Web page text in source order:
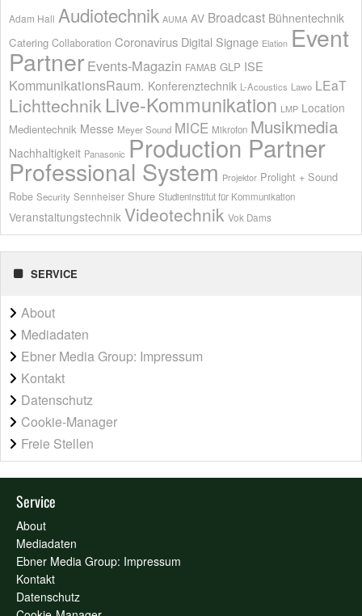
Adam Hall Audiotechnik AUMA AV Broadcast Bühnentechnik
Catering Collaboration Coronavirus Digital Signage Elation Event
Partner Events-Magazin FAMAB GLP ISE
KommunikationsRaum. Konferenztechnik L-Acoustics Lawo LEaT
Lichttechnik Live-Kommunikation LMP Location
Medientechnik Messe Meyer Sound MICE Mikrofon Musikmedia
Nachhaltigkeit Panasonic Production Partner
Professional System Projektor Prolight + Sound
Robe Security Sennheiser Shure Studieninstitut für Kommunikation
Veranstaltungstechnik Videotechnik Vok Dams
SERVICE
About
Mediadaten
Ebner Media Group: Impressum
Kontakt
Datenschutz
Cookie-Manager
Freie Stellen
Service
About
Mediadaten
Ebner Media Group: Impressum
Kontakt
Datenschutz